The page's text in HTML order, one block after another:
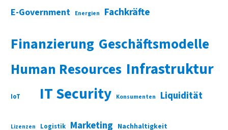
E-Government Energien Fachkräfte
Finanzierung Geschäftsmodelle
Human Resources Infrastruktur
IoT IT Security Konsumenten Liquidität
Lizenzen Logistik Marketing Nachhaltigkeit